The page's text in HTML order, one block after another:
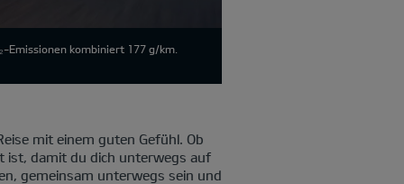
Emissionen kombiniert 177 g/km.
mit einem guten Gefühl. Ob
ist, damit du dich unterwegs auf
gemeinsam unterwegs sein und